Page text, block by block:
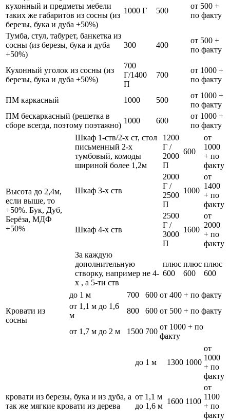
кухонный и предметы мебели
таких же габаритов из сосны (из
березы, бука и дуба +50%)
1000 Г 500
от 500 +
по факту
Тумба, стул, табурет, банкетка из
сосны (из березы, бука и дуба
+50%)
300 400
от 500 +
по факту
Кухонный уголок из сосны (из
березы, бука и дуба +50%)
700
Г/1400
П
700
от 1000 +
по факту
ПМ каркасный 1000 500
от 1000 +
по факту
ПМ бескаркасный (решетка в
сборе всегда, поэтому поэтажно)
1000 600
от 1000 +
по факту
Высота до 2,4м,
если выше, то
+50%. Бук, Дуб,
Берёза, МДФ
+50%
Шкаф 1-ств/2-х ст, стол
письменный 2-х
тумбовый, комоды
шириной более 1,2м
1200
Г /
2000
П
600
от
1000
+ по
факту
Шкаф 3-х ств
2000
Г /
2500
П
1000
от
1400
+ по
факту
Шкаф 4-х ств
2500
Г /
3000
П
1600
от
2000
+ по
факту
За каждую
дополнительную
створку, например не 4-
х , а 5-ти ств
плюс
600
плюс
600
плюс
600
Кровати из
сосны
до 1 м 700 600 от 400 + по факту
от 1,1 м до 1,6
м
800 600 от 500 + по факту
от 1,7 м до 2 м 1500 700
от 1000 + по
факту
кровати из березы, бука и из дуба, а
так же мягкие кровати из дерева
до 1 м 1300 1000
от
1000
+ по
факту
от 1,1 м
до 1,6 м
1600 1100
от
1100
+ по
факту